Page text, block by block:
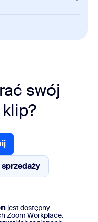
Clips Plus
za pomocą
w Zoom, na
prowadzonych
swój
jest dostępny
Zoom Workplace.